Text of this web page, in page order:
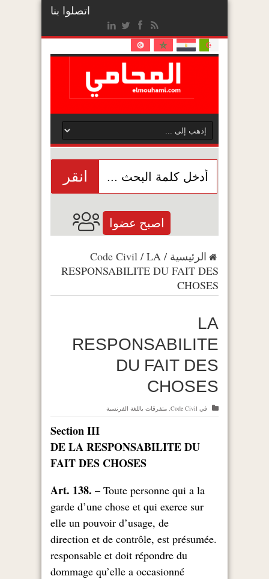
اتصلوا بنا
انقر
اصبح عضوا
الرئيسية /
Code Civil / LA
RESPONSABILITE DU FAIT DES
CHOSES
LA
RESPONSABILITE
DU FAIT DES
CHOSES
في Code Civil
, متفرقات باللغة الفرنسية
Section III
DE LA RESPONSABILITE DU
FAIT DES CHOSES
Art. 138. – Toute personne qui a la
garde d’une chose et qui exerce sur
elle un pouvoir d’usage, de
.direction et de contrôle, est présumée
responsable et doit répondre du
dommage qu’elle a occasionné